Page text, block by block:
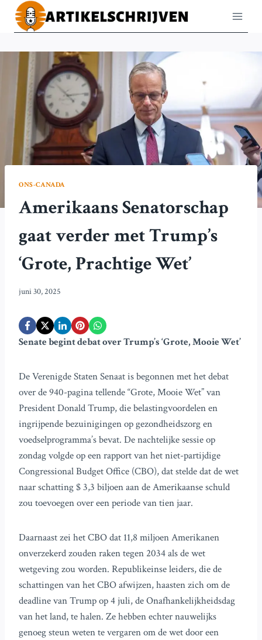
Doorgaan
naar
ONS-CANADA
Amerikaans Senatorschap
gaat verder met Trump’s
‘Grote, Prachtige Wet’
juni 30, 2025
Senate begint debat over Trump’s ‘Grote, Mooie Wet’
De Verenigde Staten Senaat is begonnen met het debat
over de 940-pagina tellende “Grote, Mooie Wet” van
President Donald Trump, die belastingvoordelen en
ingrijpende bezuinigingen op gezondheidszorg en
voedselprogramma’s bevat. De nachtelijke sessie op
zondag volgde op een rapport van het niet-partijdige
Congressional Budget Office (CBO), dat stelde dat de wet
naar schatting $ 3,3 biljoen aan de Amerikaanse schuld
zou toevoegen over een periode van tien jaar.
Daarnaast zei het CBO dat 11,8 miljoen Amerikanen
onverzekerd zouden raken tegen 2034 als de wet
wetgeving zou worden. Republikeinse leiders, die de
schattingen van het CBO afwijzen, haasten zich om de
deadline van Trump op 4 juli, de Onafhankelijkheidsdag
van het land, te halen. Ze hebben echter nauwelijks
genoeg steun weten te vergaren om de wet door een